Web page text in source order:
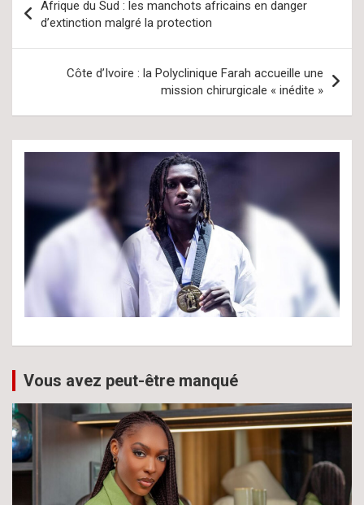
de
l’article
Afrique du Sud : les manchots africains en danger
d’extinction malgré la protection
Côte d’Ivoire : la Polyclinique Farah accueille une
mission chirurgicale « inédite »
Vous avez peut-être manqué